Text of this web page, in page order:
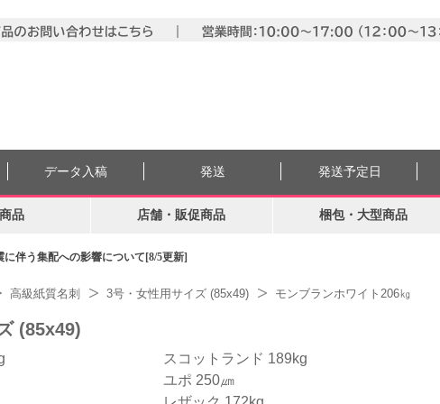
に伴う集配への影響について[8/5更新]
データ入稿 発送 発送予定日
品 店舗・販促商品 梱包・大型商品
高級紙質名刺 3号・女性用サイズ (85x49) モンブランホワイト206㎏
(85x49)
スコットランド 189kg
ユポ 250㎛